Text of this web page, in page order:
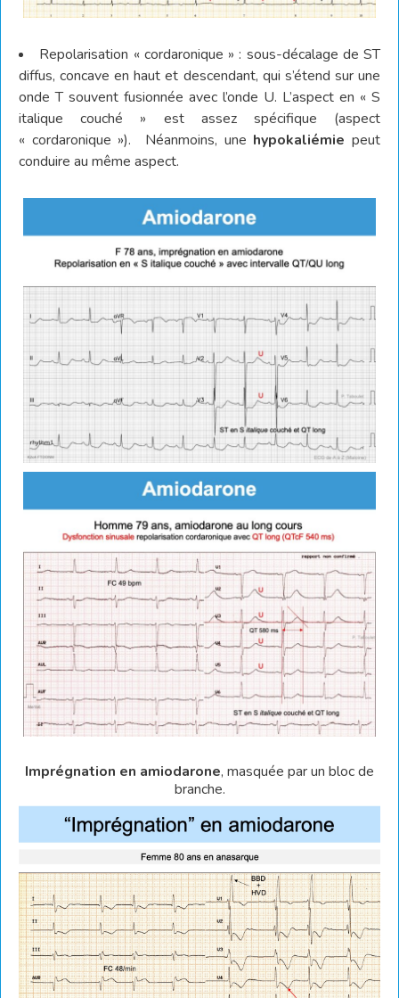
Repolarisation « cordaronique » : sous-décalage de ST
diffus, concave en haut et descendant, qui s’étend sur une
onde T souvent fusionnée avec l’onde U. L’aspect en « S
italique couché » est assez spécifique (aspect
« cordaronique »).
Néanmoins, une hypokaliémie peut
conduire au même aspect.
Imprégnation en amiodarone, masquée par un bloc de
branche.